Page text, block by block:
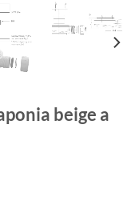
beige a